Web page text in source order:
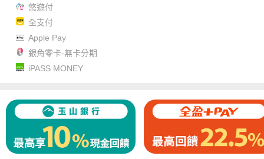
悠遊付
全支付
Apple Pay
銀角零卡-無卡分期
iPASS MONEY